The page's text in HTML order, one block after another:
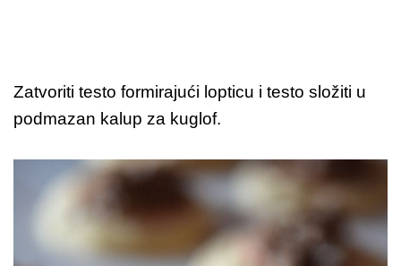
Zatvoriti testo formirajući lopticu i testo složiti u
podmazan kalup za kuglof.